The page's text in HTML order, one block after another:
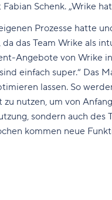
Schenk. „Wrike
Prozesse hatte
das Team Wrike als
Angebote von Wrike
einfach super.“ Das
lassen. So
nutzen, um von
sondern auch
kommen neue